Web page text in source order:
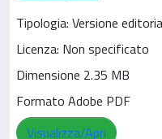
Tipologia: Versione
Licenza: Non specificato
Dimensione 2.35 MB
Formato Adobe PDF
Visualizza/Apri